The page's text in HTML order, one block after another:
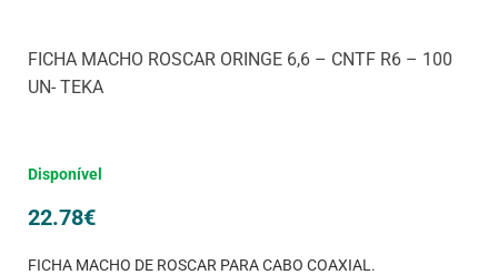
FICHA MACHO ROSCAR ORINGE 6,6 – CNTF R6 – 100
UN- TEKA
Disponível
22.78€
FICHA MACHO DE ROSCAR PARA CABO COAXIAL.